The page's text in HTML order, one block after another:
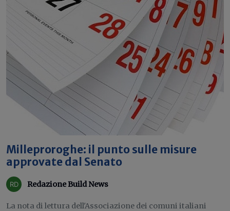
Milleproroghe: il punto sulle misure
approvate dal Senato
Redazione Build News
La nota di lettura dell'Associazione dei comuni italiani